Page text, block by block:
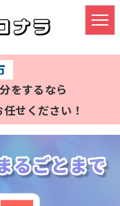
をするなら
任せください！
回収
け
整理